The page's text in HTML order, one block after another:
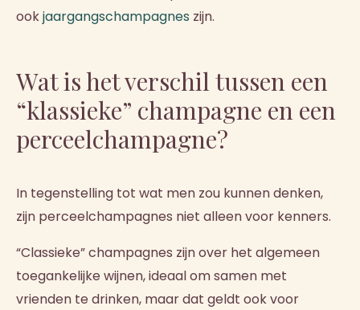
ookjaargangschampagnes zijn.
Wat is het verschil tussen een
“klassieke” champagne en een
perceelchampagne?
In tegenstelling tot wat men zou kunnen denken,
zijn perceelchampagnes niet alleen voor kenners.
“Classieke” champagnes zijn over het algemeen
toegankelijke wijnen, ideaal om samen met
vrienden te drinken, maar dat geldt ook voor